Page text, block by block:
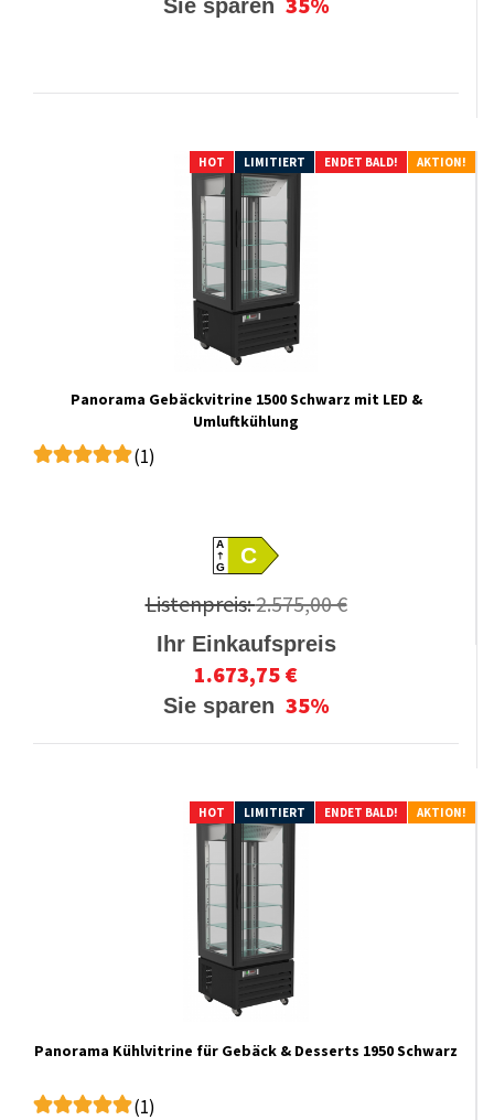
Sie sparen
HOT LIMITIERT ENDET BALD! AKTION!
Panorama Gebäckvitrine 1500 Schwarz mit LED &
Umluftkühlung
(1)
A
GC
Listenpreis:2.575,00 €
Ihr Einkaufspreis
1.673,75 €
Sie sparen 35%
HOT LIMITIERT ENDET BALD! AKTION!
Panorama Kühlvitrine für Gebäck & Desserts 1950 Schwarz
(1)